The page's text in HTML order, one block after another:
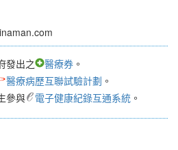
發出之 醫療券 。
醫療病歷互聯試驗計劃 。
參與 電子健康紀錄互通系統 。